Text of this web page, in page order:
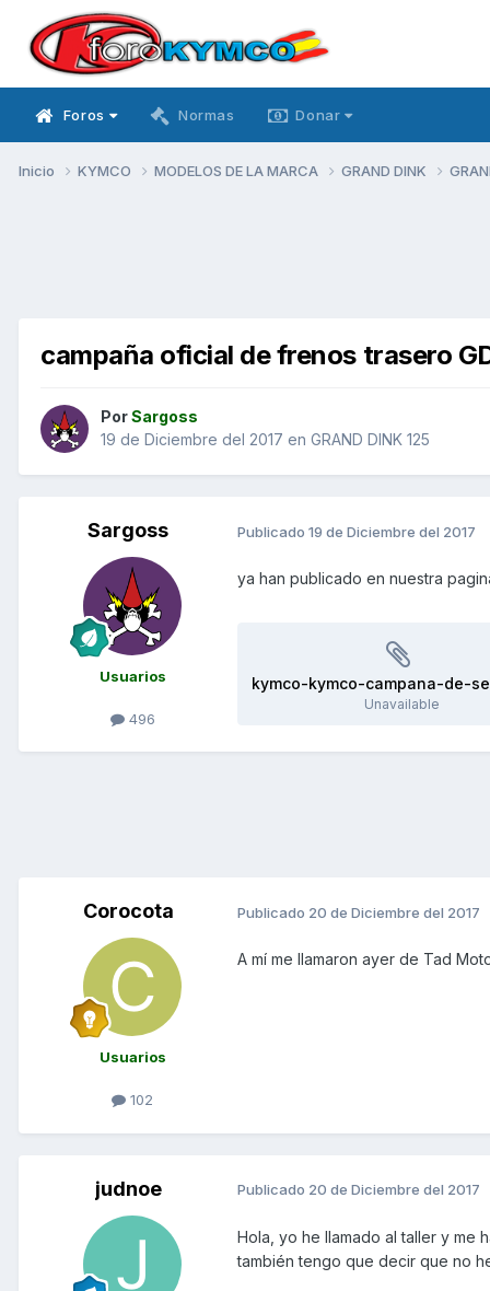
Foros Normas Donar
Inicio KYMCO MODELOS DE LA MARCA GRAND DINK
campaña oficial de frenos trasero
PorSargoss
19 de Diciembre del 2017 en GRAND DINK 125
Sargoss
Usuarios
496
Publicado 19 de Diciembre del 2017
ya han publicado en nuestra
Unavailable
Corocota
Usuarios
102
Publicado 20 de Diciembre del 2017
A mí me llamaron ayer de Tad
judnoe Publicado 20 de Diciembre del 2017
Hola, yo he llamado al taller y me
también tengo que decir que no